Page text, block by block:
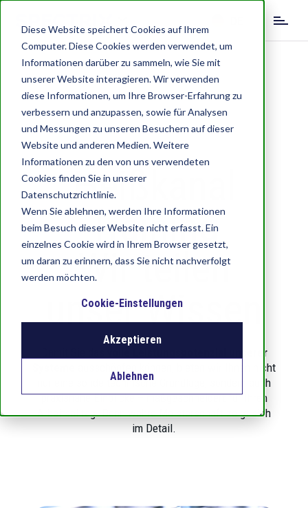
Diese Website speichert Cookies auf Ihrem
Computer. Diese Cookies werden verwendet, um
Informationen darüber zu sammeln, wie Sie mit
unserer Website interagieren. Wir verwenden
diese Informationen, um Ihre Browser-Erfahrung zu
verbessern und anzupassen, sowie für Analysen
und Messungen zu unseren Besuchern auf dieser
Website und anderen Medien. Weitere
Informationen zu den von uns verwendeten
Cookies finden Sie in unserer
Datenschutzrichtlinie.
Wenn Sie ablehnen, werden Ihre Informationen
beim Besuch dieser Website nicht erfasst. Ein
einzelnes Cookie wird in Ihrem Browser gesetzt,
um daran zu erinnern, dass Sie nicht nachverfolgt
werden möchten.
Cookie-Einstellungen
Akzeptieren
Ablehnen
EN
IT
Heißkanal
Training
Wir teilen
unser Wissen
volle Leistungspotenzial unserer
ausschöpfen können, bieten wir Ihnen nicht
nur eine solide technische Grundlage, sondern auch
praxisnahe Einblicke – maßgeschneidert für Ihren
Arbeitsalltag. Denn wahre Meisterschaft zeigt sich
im Detail.